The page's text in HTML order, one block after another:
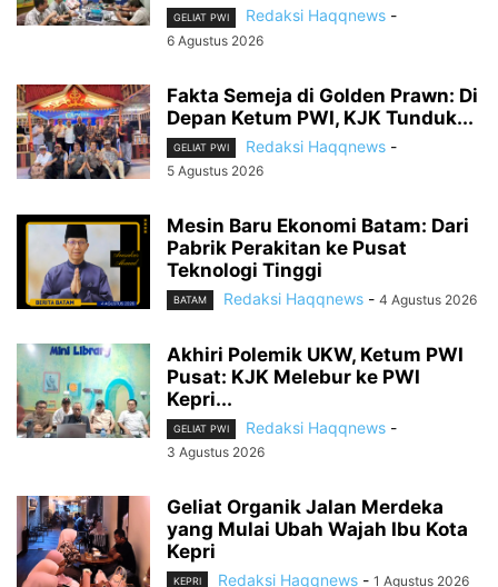
GELIAT PWI Redaksi Haqqnews -
6 Agustus 2026
Fakta Semeja di Golden Prawn: Di
Depan Ketum PWI, KJK Tunduk...
GELIAT PWI Redaksi Haqqnews -
5 Agustus 2026
Mesin Baru Ekonomi Batam: Dari
Pabrik Perakitan ke Pusat
Teknologi Tinggi
BATAM Redaksi Haqqnews - 4 Agustus 2026
Akhiri Polemik UKW, Ketum PWI
Pusat: KJK Melebur ke PWI
Kepri...
GELIAT PWI Redaksi Haqqnews -
3 Agustus 2026
Geliat Organik Jalan Merdeka
yang Mulai Ubah Wajah Ibu Kota
Kepri
KEPRI Redaksi Haqqnews - 1 Agustus 2026